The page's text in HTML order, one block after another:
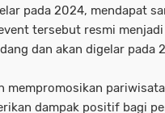
pada 2024, mendapat
tersebut resmi
dan akan digelar pada
mempromosikan
dampak positif bagi